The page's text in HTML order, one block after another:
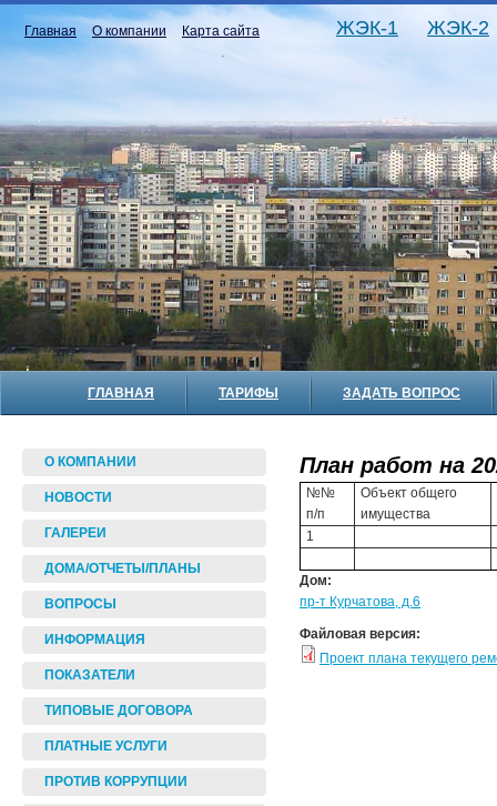
Главная О компании Карта сайта ЖЭК-1 ЖЭК-2
ГЛАВНАЯ ТАРИФЫ ЗАДАТЬ ВОПРОС
О КОМПАНИИ
НОВОСТИ
ГАЛЕРЕИ
ДОМА/ОТЧЕТЫ/ПЛАНЫ
ВОПРОСЫ
ИНФОРМАЦИЯ
ПОКАЗАТЕЛИ
ТИПОВЫЕ ДОГОВОРА
ПЛАТНЫЕ УСЛУГИ
ПРОТИВ КОРРУПЦИИ
План работ на
№№
п/п
Объект общего
имущества
1
Дом:
пр-т Курчатова, д.6
Файловая версия:
Проект плана текущего